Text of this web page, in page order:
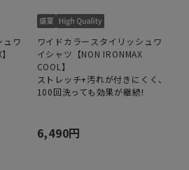
ュワ
ワイドカラースタイリッシュワ
イシャツ【NON IRONMAX
COOL】
ストレッチ+汚れが付きにくく、
100回洗っても効果が継続!
6,490円